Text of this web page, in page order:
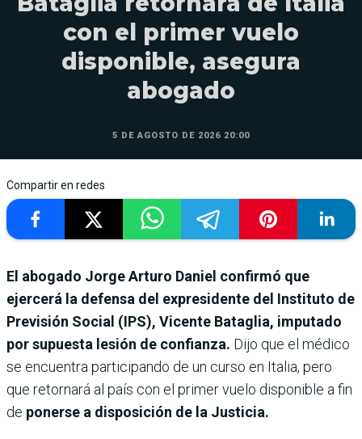
con el primer vuelo
disponible, asegura
abogado
5 DE AGOSTO DE 2026 20:00
Compartir en redes
El abogado Jorge Arturo Daniel confirmó que
ejercerá la defensa del expresidente del Instituto de
Previsión Social (IPS), Vicente Bataglia, imputado
por supuesta lesión de confianza. Dijo que el médico
se encuentra participando de un curso en Italia, pero
que retornará al país con el primer vuelo disponible a fin
de ponerse a disposición de la Justicia.